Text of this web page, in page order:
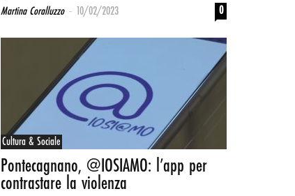
Martina Coralluzzo - 10/02/2023 0
Cultura & Sociale
Pontecagnano, @IOSIAMO: l’app per
contrastare la violenza